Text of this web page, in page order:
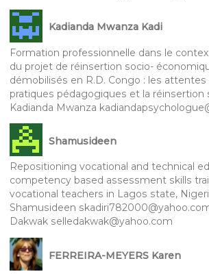
Kadianda Mwanza Kadi
Formation professionnelle dans le
du projet de réinsertion socio-
démobilisés en R.D. Congo : les attentes
pratiques pédagogiques et la réinsertion
Kadianda Mwanza
Shamusideen
Repositioning vocational and technical
competency based assessment skills
vocational teachers in Lagos state,
Shamusideen
Dakwak selledakwak@yahoo.com
FERREIRA-MEYERS Karen